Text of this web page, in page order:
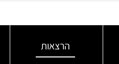
הרצאות